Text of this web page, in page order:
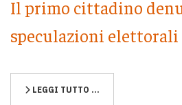
Il primo cittadino
speculazioni elettorali
LEGGI TUTTO …